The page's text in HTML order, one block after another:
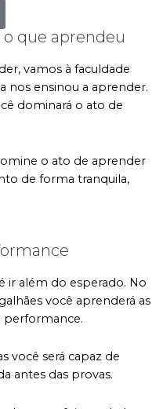
que aprendeu
vamos à faculdade
nos ensinou a aprender.
dominará o ato de
o ato de aprender
de forma tranquila,
ir além do esperado. No
você aprenderá as
performance.
você será capaz de
antes das provas.